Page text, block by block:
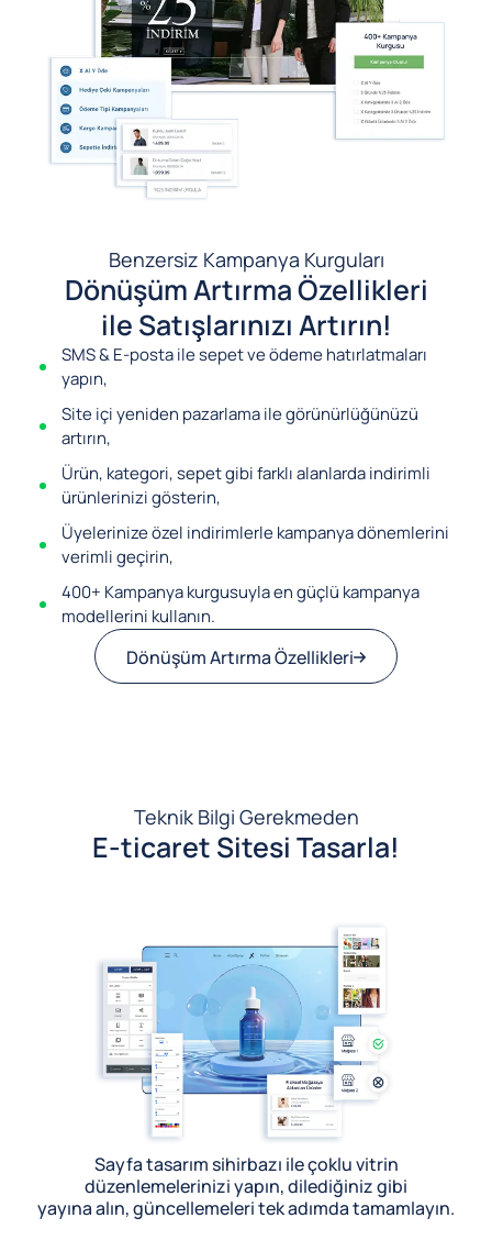
Benzersiz Kampanya Kurguları
Dönüşüm Artırma Özellikleri
ile Satışlarınızı Artırın!
SMS & E-posta ile sepet ve ödeme hatırlatmaları
yapın,
Site içi yeniden pazarlama ile görünürlüğünüzü
artırın,
Ürün, kategori, sepet gibi farklı alanlarda indirimli
ürünlerinizi gösterin,
Üyelerinize özel indirimlerle kampanya dönemlerini
verimli geçirin,
400+ Kampanya kurgusuyla en güçlü kampanya
modellerini kullanın.
Dönüşüm Artırma Özellikleri
Teknik Bilgi Gerekmeden
E-ticaret Sitesi Tasarla!
Sayfa tasarım sihirbazı ile çoklu vitrin
düzenlemelerinizi yapın, dilediğiniz gibi
yayına alın, güncellemeleri tek adımda tamamlayın.